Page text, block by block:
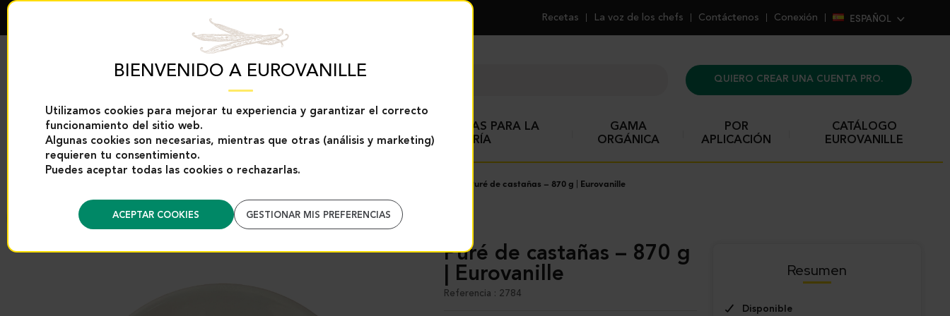
BIENVENIDO A EUROVANILLE
Utilizamos cookies para mejorar tu experiencia y garantizar el correcto
funcionamiento del sitio web.
Algunas cookies son necesarias, mientras que otras (análisis y marketing)
requieren tu consentimiento.
Puedes aceptar todas las cookies o rechazarlas.
ACEPTAR COOKIES GESTIONAR MIS PREFERENCIAS
Recetas La voz de los chefs Contáctenos Conexión ESPAÑOL
QUIERO CREAR UNA CUENTA PRO.
EXCLUSIVIDADES
EUROVANILLE
VAINILLA
ESPECIAS Y AYUDAS PARA LA
REPOSTERÍA
GAMA
ORGÁNICA
POR
APLICACIÓN
CATÁLOGO
EUROVANILLE
Puré de castañas – 870 g | Eurovanille
Puré de castañas – 870 g
| Eurovanille
Referencia : 2784
Resumen
Disponible